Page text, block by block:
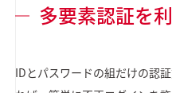
多要素認証を
IDとパスワードの組だけの認